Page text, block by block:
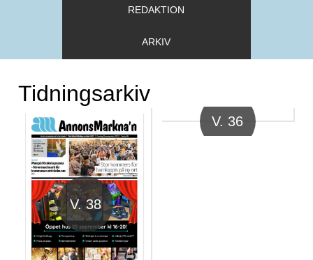
REDAKTION
ARKIV
Tidningsarkiv
V. 38
V. 36